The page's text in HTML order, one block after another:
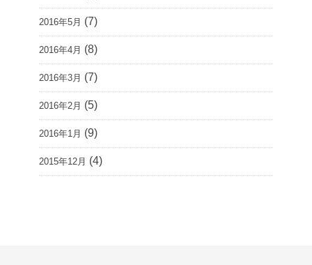
2016年5月 (7)
2016年4月 (8)
2016年3月 (7)
2016年2月 (5)
2016年1月 (9)
2015年12月 (4)